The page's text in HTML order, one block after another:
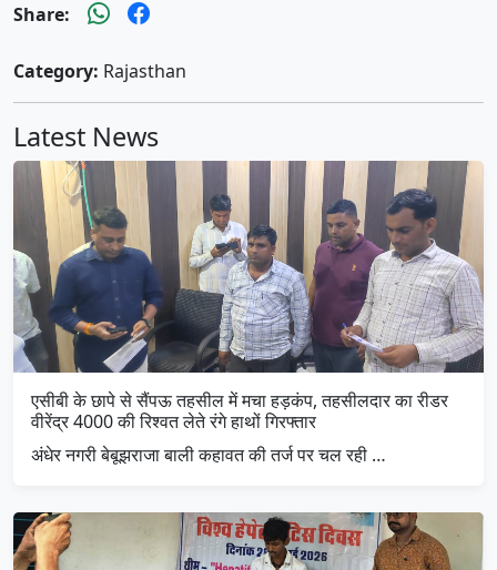
Share:
Category: Rajasthan
Latest News
एसीबी के छापे से सैंपऊ तहसील में मचा हड़कंप, तहसीलदार का रीडर
वीरेंद्र 4000 की रिश्वत लेते रंगे हाथों गिरफ्तार
अंधेर नगरी बेबूझराजा बाली कहावत की तर्ज पर चल रही …